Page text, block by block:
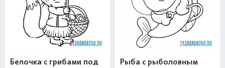
Белочка с грибами под
Рыба с рыболовным